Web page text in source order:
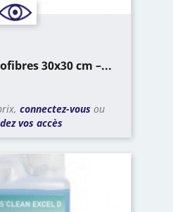
30x30 cm –...
connectez-vous ou
vos accès